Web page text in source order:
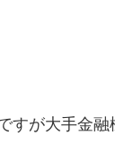
すが大手金融